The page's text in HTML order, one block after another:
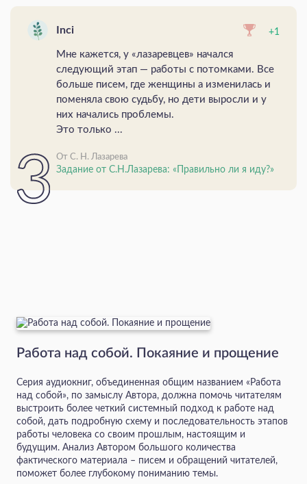
Inci +1
Мне кажется, у «лазаревцев» начался
следующий этап — работы с потомками. Все
больше писем, где женщины а изменилась и
поменяла свою судьбу, но дети выросли и у
них начались проблемы.
Это только ...
От С. Н. Лазарева
Задание от С.Н.Лазарева: «Правильно ли я иду?»
Работа над собой. Покаяние и прощение
Серия аудиокниг, объединенная общим названием «Работа
над собой», по замыслу Автора, должна помочь читателям
выстроить более четкий системный подход к работе над
собой, дать подробную схему и последовательность этапов
работы человека со своим прошлым, настоящим и
будущим. Анализ Автором большого количества
фактического материала – писем и обращений читателей,
поможет более глубокому пониманию темы.